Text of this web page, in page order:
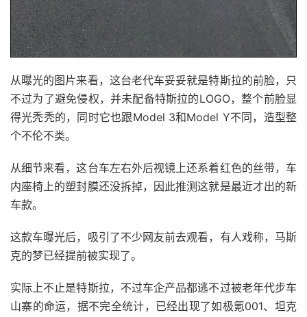
从曝光的图片来看，这台老代车妥妥就是特斯拉的前脸，只
不过为了避免侵权，并未配备特斯拉的LOGO，整个前脸显
得光秃秃的，同时它也跟Model 3和Model Y不同，造型整
个不伦不类。
从细节来看，这台车左右外后视镜上还系着红色的丝带，车
内座椅上的塑封膜还没拆掉，因此推测这就是最近才出的新
车款。
这款车曝光后，吸引了不少网友前去观看，有人戏称，马斯
克的梦已经提前被实现了。
实际上不止是特斯拉，不过车企产品都逃不过被老年代步车
山寨的命运，据不完全统计，已经出现了如极氪001、坦克